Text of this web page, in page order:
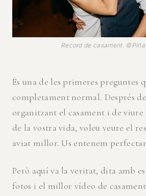
Record de casament.
És una de les primeres preguntes
completament normal. Després
organitzant el casament i de viure
de la vostra vida, voleu veure el
aviat millor. Us entenem
Però aquí va la veritat, dita amb
fotos i el millor vídeo de